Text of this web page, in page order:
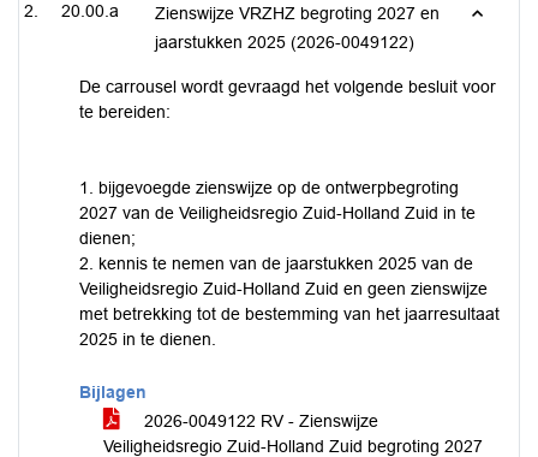
20.00.a
Zienswijze VRZHZ begroting 2027 en
jaarstukken 2025 (2026-0049122)
De carrousel wordt gevraagd het volgende besluit voor
te bereiden:
1. bijgevoegde zienswijze op de ontwerpbegroting
2027 van de Veiligheidsregio Zuid-Holland Zuid in te
dienen;
2. kennis te nemen van de jaarstukken 2025 van de
Veiligheidsregio Zuid-Holland Zuid en geen zienswijze
met betrekking tot de bestemming van het jaarresultaat
2025 in te dienen.
Bijlagen
2026-0049122 RV - Zienswijze
Veiligheidsregio Zuid-Holland Zuid begroting 2027